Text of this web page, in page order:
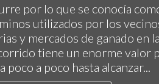
por lo que se conocía
utilizados por los
y mercados de ganado en
tiene un enorme valor
poco a poco hasta alcanzar...